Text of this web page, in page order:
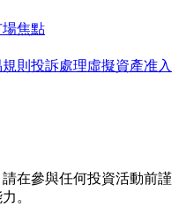
場焦點
則 投訴處理虛擬資產准入
在參與任何投資活動前謹
。